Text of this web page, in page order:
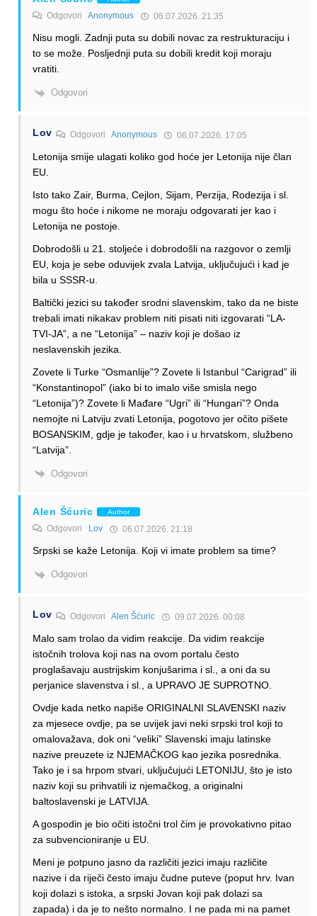
Odgovori Anonymous 06.07.2026. 21:35
Nisu mogli. Zadnji puta su dobili novac za restrukturaciju i
to se može. Posljednji puta su dobili kredit koji moraju
vratiti.
Odgovori
Lov OdgovoriAnonymous 06.07.2026. 17:05
Letonija smije ulagati koliko god hoće jer Letonija nije član
EU.
Isto tako Zair, Burma, Cejlon, Sijam, Perzija, Rodezija i sl.
mogu što hoće i nikome ne moraju odgovarati jer kao i
Letonija ne postoje.
Dobrodošli u 21. stoljeće i dobrodošli na razgovor o zemlji
EU, koja je sebe oduvijek zvala Latvija, uključujući i kad je
bila u SSSR-u.
Baltički jezici su također srodni slavenskim, tako da ne biste
trebali imati nikakav problem niti pisati niti izgovarati “LA-
TVI-JA”, a ne “Letonija” – naziv koji je došao iz
neslavenskih jezika.
Zovete li Turke “Osmanlije”? Zovete li Istanbul “Carigrad” ili
“Konstantinopol” (iako bi to imalo više smisla nego
“Letonija”)? Zovete li Mađare “Ugri” ili “Hungari”? Onda
nemojte ni Latviju zvati Letonija, pogotovo jer očito pišete
BOSANSKIM, gdje je također, kao i u hrvatskom, službeno
“Latvija”.
Odgovori
Alen Šćuric Author
Odgovori Lov 06.07.2026. 21:18
Srpski se kaže Letonija. Koji vi imate problem sa time?
Odgovori
Lov OdgovoriAlen Šćuric 09.07.2026. 00:08
Malo sam trolao da vidim reakcije. Da vidim reakcije
istočnih trolova koji nas na ovom portalu često
proglašavaju austrijskim konjušarima i sl., a oni da su
perjanice slavenstva i sl., a UPRAVO JE SUPROTNO.
Ovdje kada netko napiše ORIGINALNI SLAVENSKI naziv
za mjesece ovdje, pa se uvijek javi neki srpski trol koji to
omalovažava, dok oni “veliki” Slavenski imaju latinske
nazive preuzete iz NJEMAČKOG kao jezika posrednika.
Tako je i sa hrpom stvari, uključujući LETONIJU, što je isto
naziv koji su prihvatili iz njemačkog, a originalni
baltoslavenski je LATVIJA.
A gospodin je bio očiti istočni trol čim je provokativno pitao
za subvencioniranje u EU.
Meni je potpuno jasno da različiti jezici imaju različite
nazive i da riječi često imaju čudne puteve (poput hrv. Ivan
koji dolazi s istoka, a srpski Jovan koji pak dolazi sa
zapada) i da je to nešto normalno. I ne pada mi na pamet